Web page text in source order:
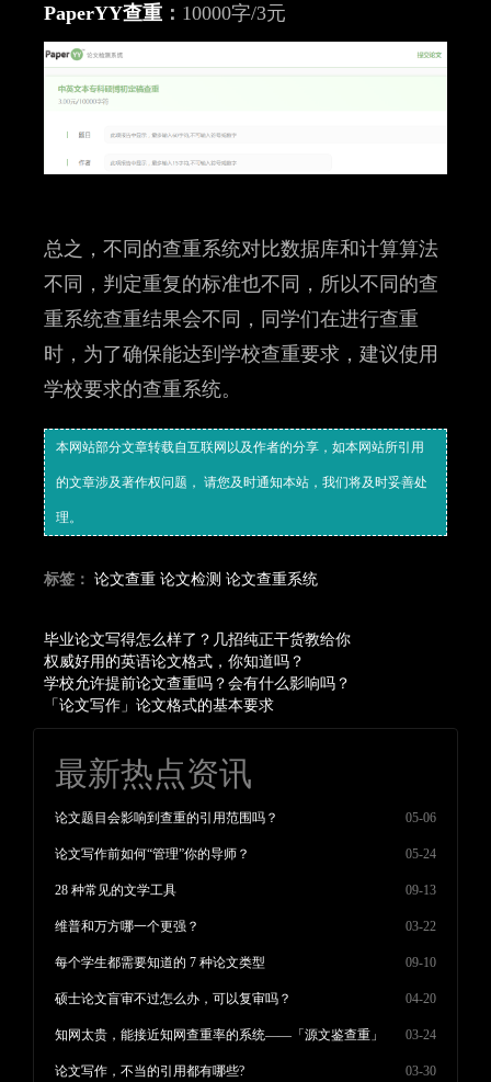
PaperYY查重 ： 10000字/3元
总之，不同的查重系统对比数据库和计算算法
不同，判定重复的标准也不同，所以不同的查
重系统查重结果会不同，同学们在进行查重
时，为了确保能达到学校查重要求，建议使用
学校要求的查重系统。
本网站部分文章转载自互联网以及作者的分享，如本网站所引用
的文章涉及著作权问题， 请您及时通知本站，我们将及时妥善处
理。
标签： 论文查重 论文检测 论文查重系统
毕业论文写得怎么样了？几招纯正干货教给你
权威好用的英语论文格式，你知道吗？
学校允许提前论文查重吗？会有什么影响吗？
「论文写作」论文格式的基本要求
最新热点资讯
论文题目会影响到查重的引用范围吗？ 05-06
论文写作前如何“管理”你的导师？ 05-24
28 种常见的文学工具 09-13
维普和万方哪一个更强？ 03-22
每个学生都需要知道的 7 种论文类型 09-10
硕士论文盲审不过怎么办，可以复审吗？ 04-20
知网太贵，能接近知网查重率的系统——「源文鉴查重」 03-24
论文写作，不当的引用都有哪些? 03-30